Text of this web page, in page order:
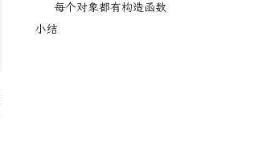
每个对象都有构造函数
小结